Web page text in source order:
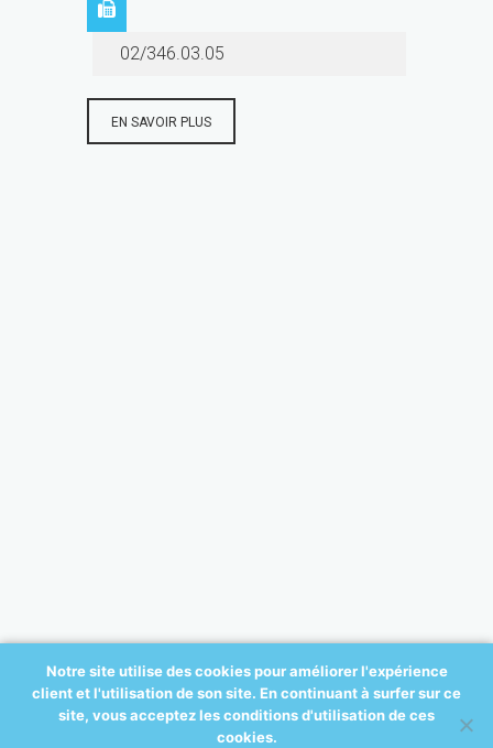
02/346.03.05
EN SAVOIR PLUS
© 2017 All-ortho.be - créé par:
Notre site utilise des cookies pour améliorer l'expérience
client et l'utilisation de son site. En continuant à surfer sur ce
site, vous acceptez les conditions d'utilisation de ces
cookies.